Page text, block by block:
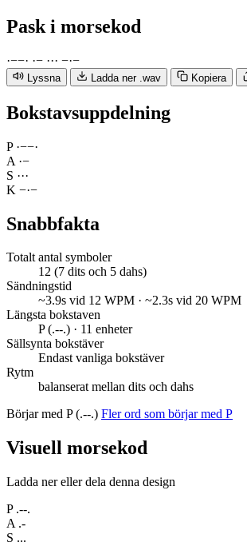
Pask i morsekod
·−−· ·− ··· −·−
Lyssna Ladda ner .wav Kopiera
Bokstavsuppdelning
P ·−−·
A ·−
S ···
K −·−
Snabbfakta
Totalt antal symboler
12 (7 dits och 5 dahs)
Sändningstid
~3.9s vid 12 WPM · ~2.3s vid 20 WPM
Längsta bokstaven
P (.--.) · 11 enheter
Sällsynta bokstäver
Endast vanliga bokstäver
Rytm
balanserat mellan dits och dahs
Börjar med P (.--.) Fler ord som börjar med P
Visuell morsekod
Ladda ner eller dela denna design
P .--.
A .-
S ...